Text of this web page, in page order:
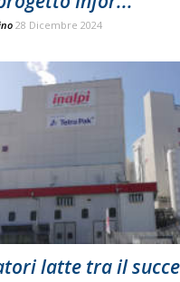
28 Dicembre 2024
latte tra il